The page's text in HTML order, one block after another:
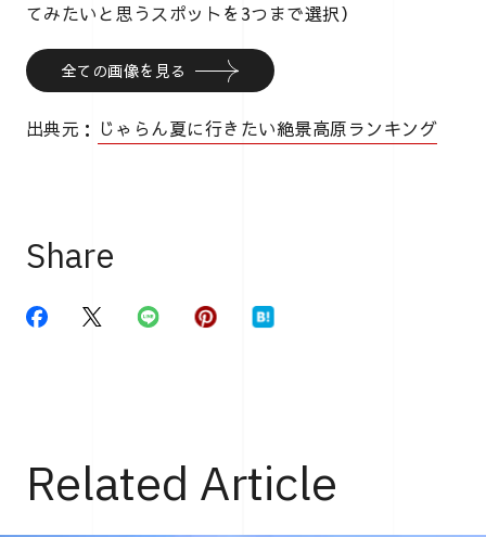
てみたいと思うスポットを3つまで選択）
全ての画像を見る
出典元： じゃらん夏に行きたい絶景高原ランキング
Share
Related Article